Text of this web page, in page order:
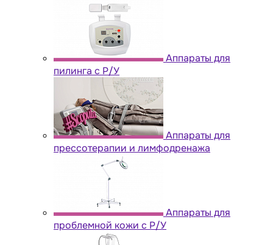
Аппараты для
пилинга с Р/У
Аппараты для
прессотерапии и лимфодренажа
Аппараты для
проблемной кожи с Р/У